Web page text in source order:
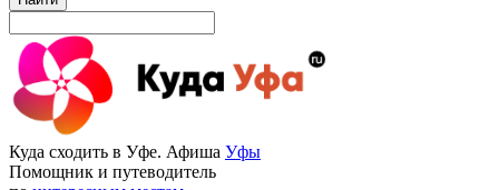
Куда сходить в Уфе. Афиша Уфы
Помощник и путеводитель